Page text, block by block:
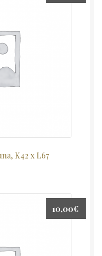
K42 x L67
10,00€